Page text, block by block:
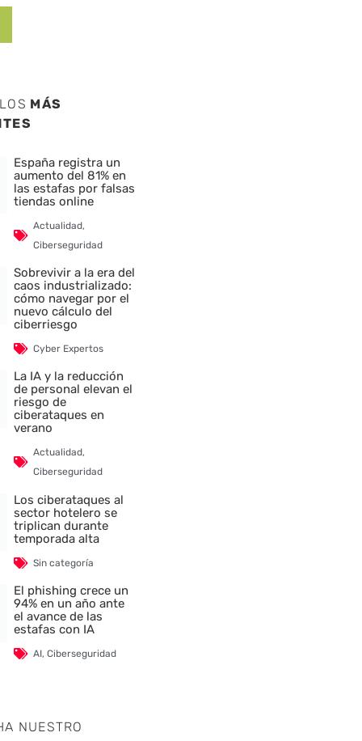
MÁS
España registra un
aumento del 81% en
las estafas por falsas
tiendas online
Actualidad,
Ciberseguridad
Sobrevivir a la era del
caos industrializado:
cómo navegar por el
nuevo cálculo del
ciberriesgo
Cyber Expertos
La IA y la reducción
de personal elevan el
riesgo de
ciberataques en
verano
Actualidad,
Ciberseguridad
Los ciberataques al
sector hotelero se
triplican durante
temporada alta
Sin categoría
El phishing crece un
94% en un año ante
el avance de las
estafas con IA
AI,Ciberseguridad
NUESTRO